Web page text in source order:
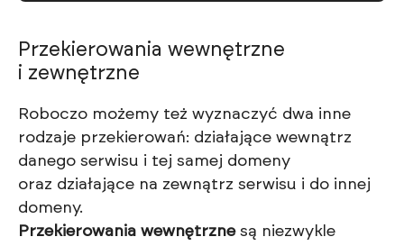
Przekierowania wewnętrzne
i zewnętrzne
Roboczo możemy też wyznaczyć dwa inne
rodzaje przekierowań: działające wewnątrz
danego serwisu i tej samej domeny
oraz działające na zewnątrz serwisu i do innej
domeny.
Przekierowania wewnętrznesą niezwykle